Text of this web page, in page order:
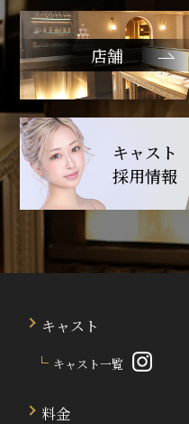
店舗
キャスト
採用情報
キャスト
キャスト一覧
料金